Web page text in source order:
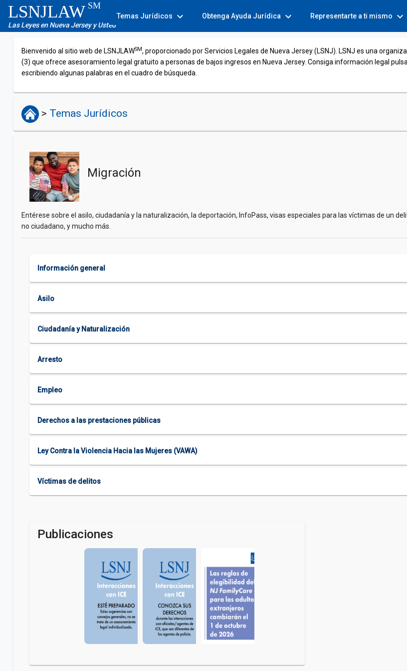
LSNJLAW SM
Las Leyes en Nueva Jersey y Usted
Temas Jurídicos expand_more Obtenga Ayuda Jurídica expand_more Representarte a ti mismo expand_more
Bienvenido al sitio web de LSNJLAWSM, proporcionado por Servicios Legales de Nueva Jersey (LSNJ). LSNJ es una
(3) que ofrece asesoramiento legal gratuito a personas de bajos ingresos en Nueva Jersey. Consiga información legal
escribiendo algunas palabras en el cuadro de búsqueda.
> Temas Jurídicos
Migración
Entérese sobre el asilo, ciudadanía y la naturalización, la deportación, InfoPass, visas especiales para las víctimas de un
no ciudadano, y mucho más.
Información general
Asilo
Ciudadanía y Naturalización
Arresto
Empleo
Derechos a las prestaciones públicas
Ley Contra la Violencia Hacia las Mujeres (VAWA)
Víctimas de delitos
Publicaciones